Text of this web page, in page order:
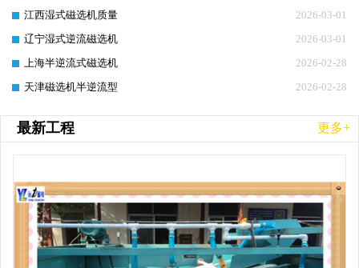
2026-03-01
江西湿式磁选机质量
2026-03-01
辽宁湿式逆流磁选机
2026-02-28
上海半逆流式磁选机
2026-02-28
天津磁选机半逆流型
最新工程 更多+